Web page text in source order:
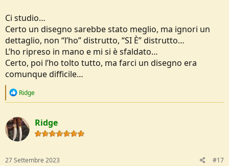
perfettamente nascondendo il codolo. Altro sistema è spessorare
come ho fatto in questo. Nicola
Ci studio…
Certo un disegno sarebbe stato meglio, ma ignori un
dettaglio, non “l’ho” distrutto, “SI È” distrutto…
L’ho ripreso in mano e mi si è sfaldato…
Certo, poi l’ho tolto tutto, ma farci un disegno era
comunque difficile…
R
c
t
i
o
s
Ridge
Ridge
27 Settembre 2023 #17